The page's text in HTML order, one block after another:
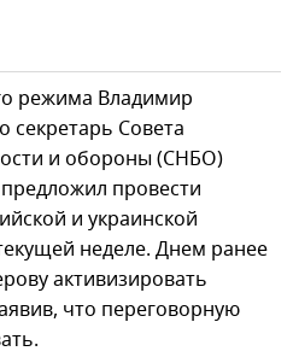
режима Владимир
секретарь Совета
и обороны (СНБО)
провести
и украинской
неделе. Днем ранее
активизировать
что переговорную